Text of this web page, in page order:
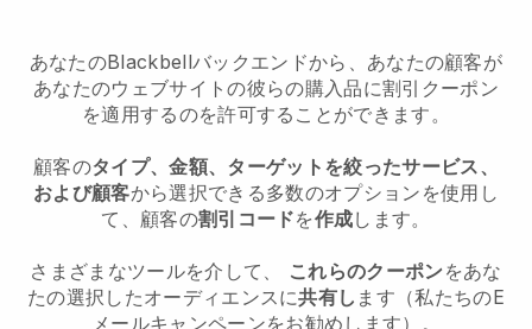
あなたのBlackbellバックエンドから、あなたの顧客が
あなたのウェブサイトの彼らの購入品に割引クーポン
を適用するのを許可することができます。
顧客のタイプ、金額、ターゲットを絞ったサービス、
および顧客から選択できる多数のオプションを使用し
て、顧客の割引コードを作成します。
さまざまなツールを介して、 これらのクーポンをあな
たの選択したオーディエンスに共有し ます（私たちのE
メールキャンペーンをお勧めします）。